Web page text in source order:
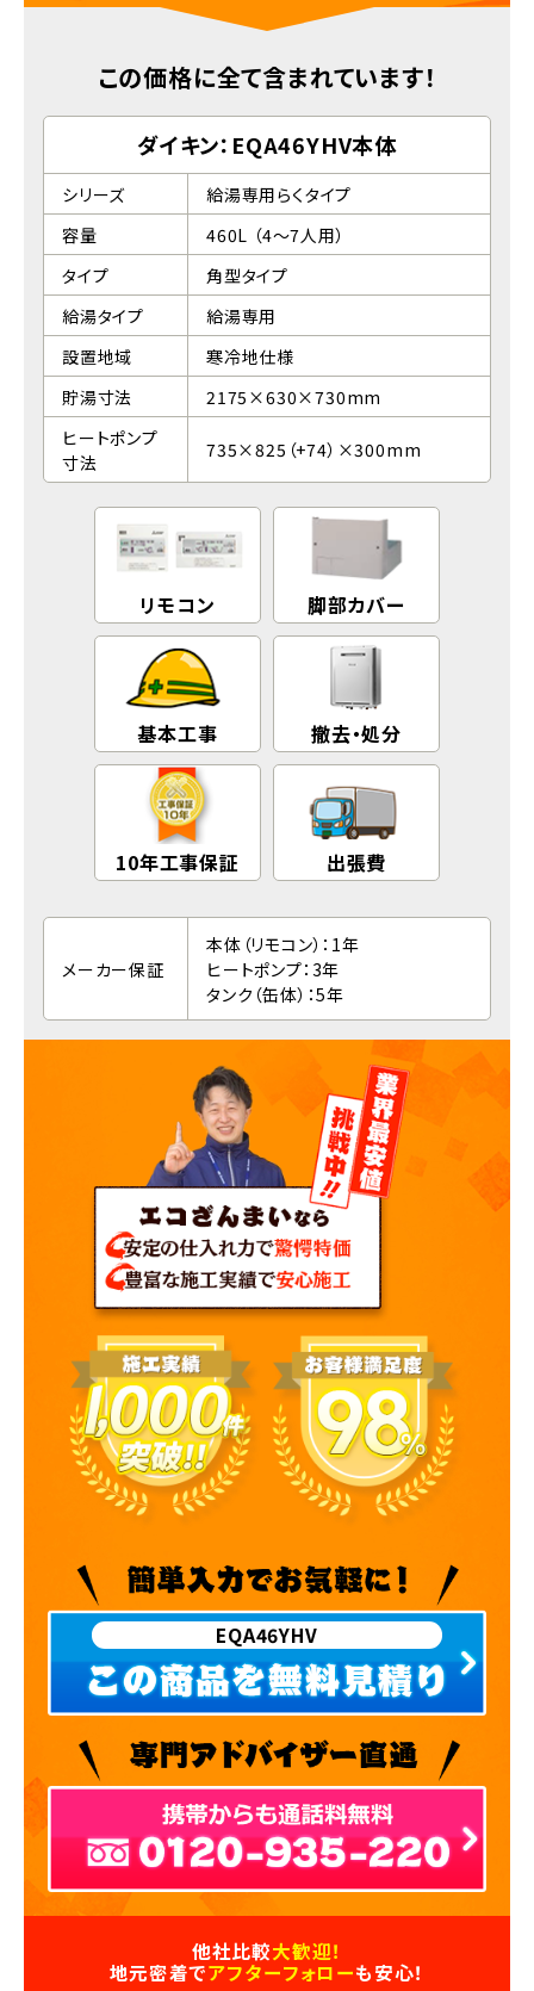
この価格に全て含まれています！
ダイキン：EQA46YHV本体
シリーズ
給湯専用らくタイプ
容量
460L （4～7人用）
タイプ
角型タイプ
給湯タイプ
給湯専用
設置地域
寒冷地仕様
貯湯寸法
2175×630×730mm
ヒートポンプ
寸法
735×825（+74）×300mm
リモコン 脚部カバー
基本工事 撤去・処分
10年工事保証 出張費
メーカー保証
本体（リモコン）：1年
ヒートポンプ：3年
タンク（缶体）：5年
EQA46YHV
他社比較大歓迎！
地元密着でアフターフォローも安心！